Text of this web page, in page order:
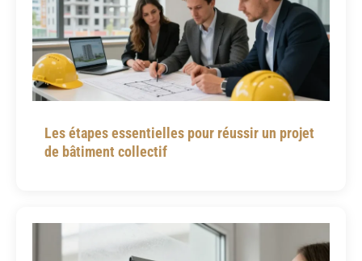
Les étapes essentielles pour réussir un projet
de bâtiment collectif